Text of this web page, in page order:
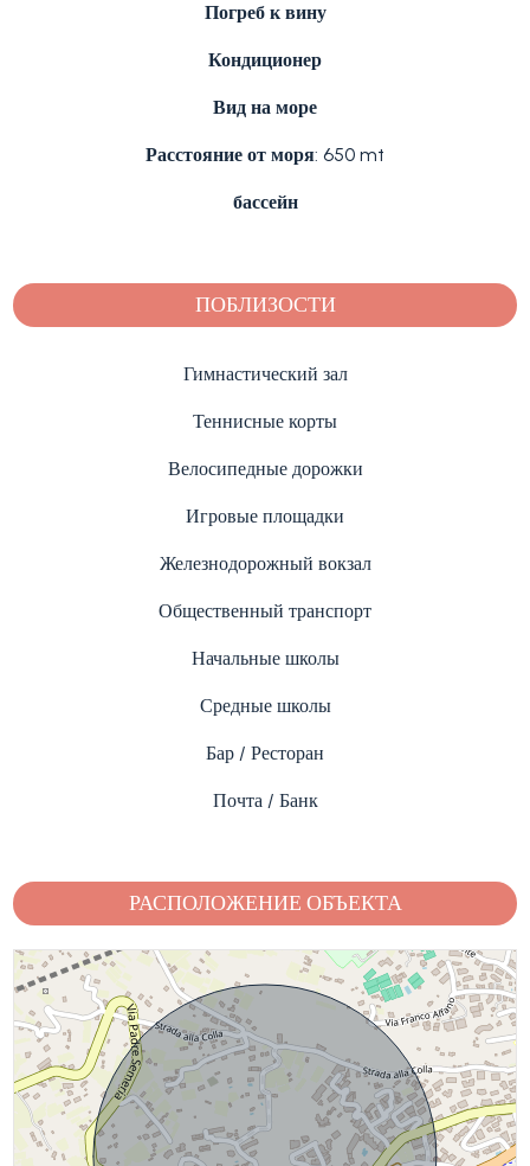
Погреб к вину
Кондиционер
Вид на море
Расстояние от моря: 650 mt
бассейн
ПОБЛИЗОСТИ
Гимнастический зал
Теннисные корты
Велосипедные дорожки
Игровые площадки
Железнодорожный вокзал
Общественный транспорт
Начальные школы
Средные школы
Бар / Ресторан
Почта / Банк
РАСПОЛОЖЕНИЕ ОБЪЕКТА